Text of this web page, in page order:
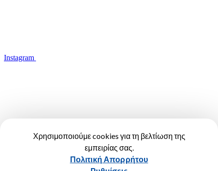
Instagram
Πολιτική Απορρήτου
Χρησιμοποιούμε cookies για τη βελτίωση της
εμπειρίας σας.
Πολιτική Απορρήτου